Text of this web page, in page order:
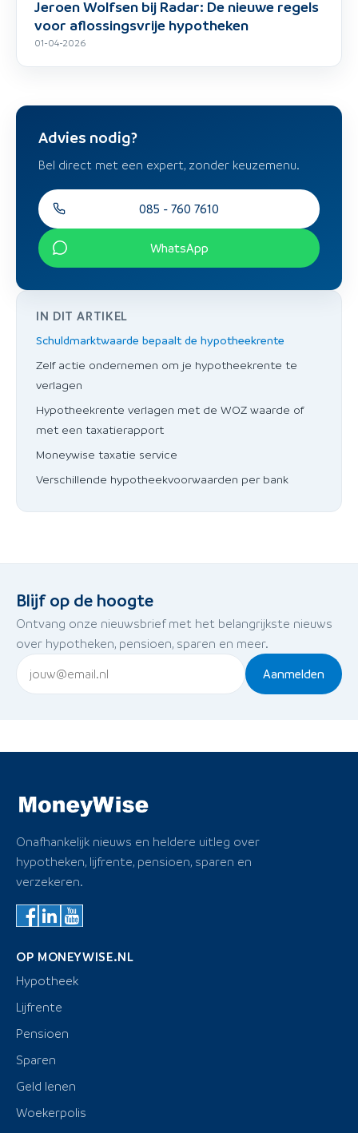
Jeroen Wolfsen bij Radar: De nieuwe regels
voor aflossingsvrije hypotheken
01-04-2026
IN DIT ARTIKEL
Schuldmarktwaarde bepaalt de hypotheekrente
Zelf actie ondernemen om je hypotheekrente te
verlagen
Hypotheekrente verlagen met de WOZ waarde of
met een taxatierapport
Moneywise taxatie service
Verschillende hypotheekvoorwaarden per bank
Advies nodig?
Bel direct met een expert, zonder keuzemenu.
085 - 760 7610
WhatsApp
Blijf op de hoogte
Ontvang onze nieuwsbrief met het belangrijkste nieuws
over hypotheken, pensioen, sparen en meer.
Aanmelden
Onafhankelijk nieuws en heldere uitleg over
hypotheken, lijfrente, pensioen, sparen en
verzekeren.
OP MONEYWISE.NL
Hypotheek
Lijfrente
Pensioen
Sparen
Geld lenen
Woekerpolis